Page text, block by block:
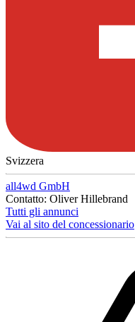
Svizzera
all4wd GmbH
Contatto: Oliver Hillebrand
Tutti gli annunci
Vai al sito del concessionario